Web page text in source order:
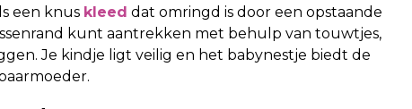
een knus kleed dat omringd is door een opstaande
kunt aantrekken met behulp van touwtjes,
Je kindje ligt veilig en het babynestje biedt de